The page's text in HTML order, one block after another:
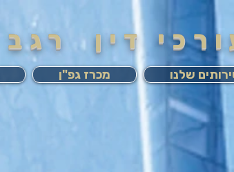
דין רגב
שלנו מכרז גפ"ן